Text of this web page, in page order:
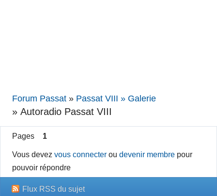
Forum Passat » Passat VIII » Galerie
»Autoradio Passat VIII
Pages 1
Vous devezvous connecter oudevenir membre pour
pouvoir répondre
Flux RSS du sujet